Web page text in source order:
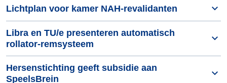
Lichtplan voor kamer NAH-revalidanten
Libra en TU/e presenteren automatisch
rollator-remsysteem
Hersenstichting geeft subsidie aan
SpeelsBrein